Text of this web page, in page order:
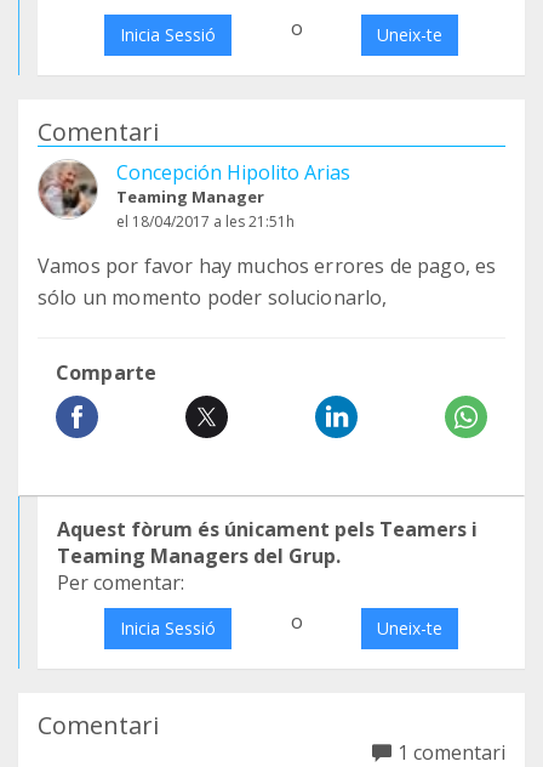
Inicia Sessió o Uneix-te
Comentari
Concepción Hipolito Arias
Teaming Manager
el 18/04/2017 a les 21:51h
Vamos por favor hay muchos errores de pago, es
sólo un momento poder solucionarlo,
Comparte
Aquest fòrum és únicament pels Teamers i
Teaming Managers del Grup.
Per comentar:
Inicia Sessió o Uneix-te
Comentari
1 comentari